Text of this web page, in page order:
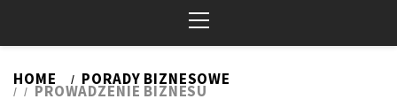
Menu
HOME PORADY BIZNESOWE
PROWADZENIE BIZNESU